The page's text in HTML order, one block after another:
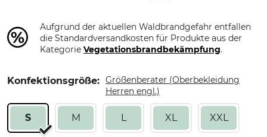
Aufgrund der aktuellen Waldbrandgefahr entfallen
die Standardversandkosten für Produkte aus der
Kategorie Vegetationsbrandbekämpfung.
Konfektionsgröße: Größenberater (Oberbekleidung
Herren engl.)
S M L XL XXL